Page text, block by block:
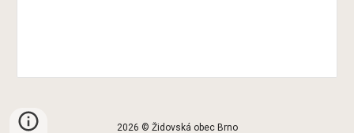
2026 © Židovská obec Brno